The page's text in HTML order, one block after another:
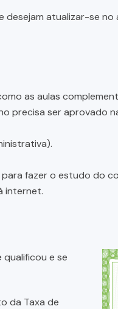
atualizar-se
as aulas
precisa ser aprovado
fazer o estudo do
internet.
e se
da Taxa de